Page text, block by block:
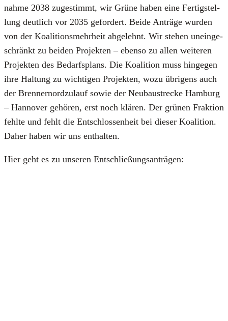
nah­me 2038 zuge­stimmt, wir Grü­ne haben eine Fer­tig­stel­
lung deut­lich vor 2035 gefor­dert. Bei­de Anträ­ge wur­den
von der Koali­ti­ons­mehr­heit abge­lehnt. Wir ste­hen unein­ge­
schränkt zu bei­den Pro­jek­ten – eben­so zu allen wei­te­ren
Pro­jek­ten des Bedarfs­plans. Die Koali­ti­on muss hin­ge­gen
ihre Hal­tung zu wich­ti­gen Pro­jek­ten, wozu übri­gens auch
der Bren­ner­nord­zu­lauf sowie der Neu­bau­stre­cke Ham­burg
– Han­no­ver gehö­ren, erst noch klä­ren. Der grü­nen Frak­ti­on
fehl­te und fehlt die Ent­schlos­sen­heit bei die­ser Koali­ti­on.
Daher haben wir uns ent­hal­ten.
Hier geht es zu unse­ren Ent­schlie­ßungs­an­trä­gen: